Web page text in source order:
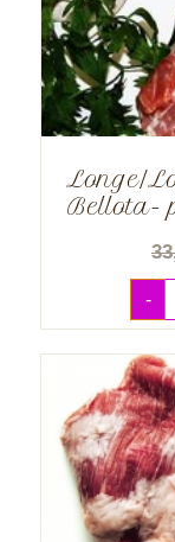
Longe/
Bellota-
-